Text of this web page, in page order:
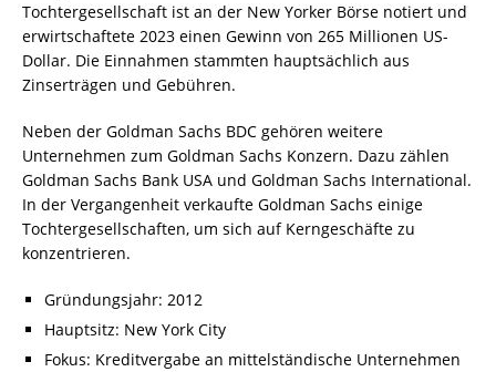
Tochtergesellschaft ist an der New Yorker Börse notiert und
erwirtschaftete 2023 einen Gewinn von 265 Millionen US-
Dollar. Die Einnahmen stammten hauptsächlich aus
Zinserträgen und Gebühren.
Neben der Goldman Sachs BDC gehören weitere
Unternehmen zum Goldman Sachs Konzern. Dazu zählen
Goldman Sachs Bank USA und Goldman Sachs International.
In der Vergangenheit verkaufte Goldman Sachs einige
Tochtergesellschaften, um sich auf Kerngeschäfte zu
konzentrieren.
Gründungsjahr: 2012
Hauptsitz: New York City
Fokus: Kreditvergabe an mittelständische Unternehmen